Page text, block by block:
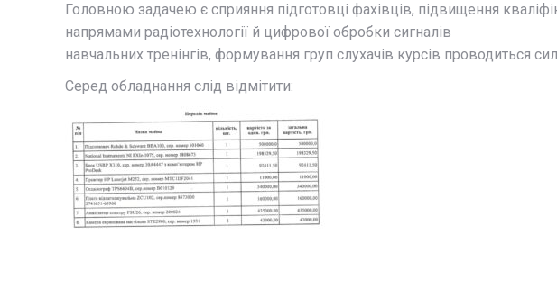
Головною задачею є сприяння підготовці фахівців, підвищення
напрямами радіотехнології й цифрової обробки сигналів
навчальних тренінгів, формування груп слухачів курсів проводиться
Серед обладнання слід відмітити: